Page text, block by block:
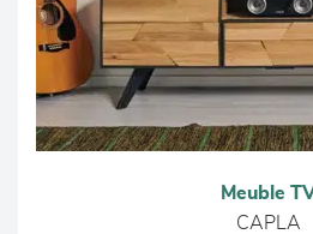
Meuble
CAPLA